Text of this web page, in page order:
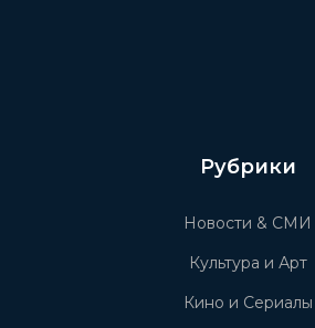
Рубрики
Новости & СМИ
Культура и Арт
Кино и Сериалы